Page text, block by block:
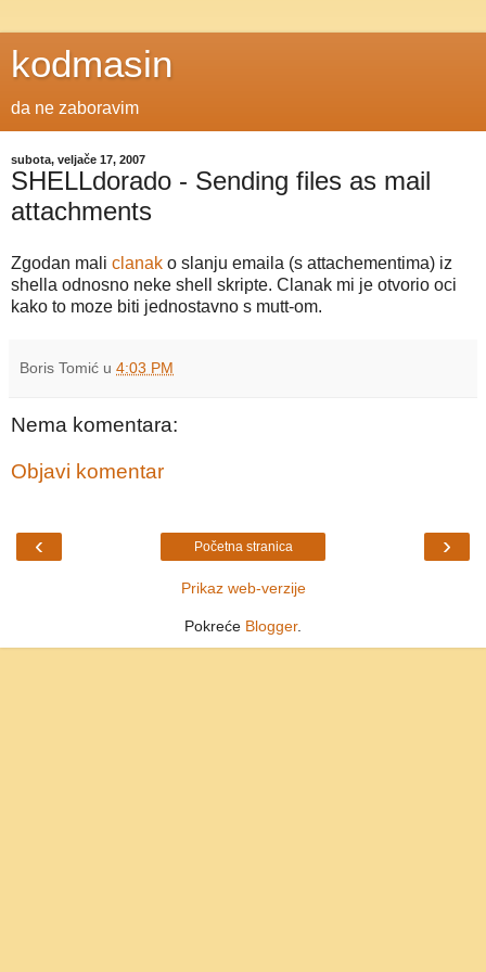
kodmasin
da ne zaboravim
subota, veljače 17, 2007
SHELLdorado - Sending files as mail
attachments
Zgodan mali clanak o slanju emaila (s attachementima) iz
shella odnosno neke shell skripte. Clanak mi je otvorio oci
kako to moze biti jednostavno s mutt-om.
Boris Tomić u 4:03 PM
Nema komentara:
Objavi komentar
‹ ›
Početna stranica
Prikaz web-verzije
Pokreće Blogger.